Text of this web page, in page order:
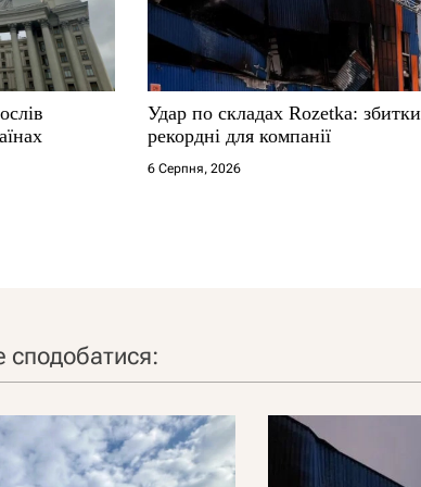
Удар по складах Rozetka: збитки
рекордні для компанії
6 Серпня, 2026